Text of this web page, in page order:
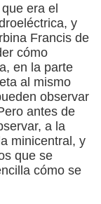
era el
y
Francis de
cómo
en la parte
al mismo
observar
antes de
a la
minicentral, y
que se
cómo se